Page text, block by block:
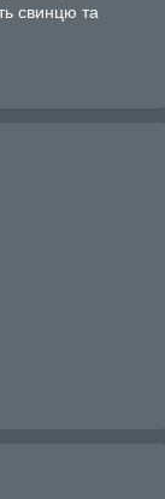
свинцю та